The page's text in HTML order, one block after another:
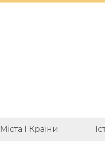
Міста І Країни